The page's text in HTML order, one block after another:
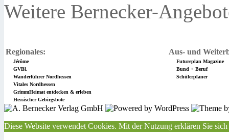
Weitere Bernecker-
Regionales: Aus- und
Jérôme
Futureplan Magazine
GVBl.
Bund + Beruf
Wanderführer Nordhessen
Schülerplaner
Vitales Nordhessen
GrimmHeimat entdecken & erleben
Hessischer Gebirgsbote
Diese Website verwendet Cookies. Mit der Nutzung erklären Sie